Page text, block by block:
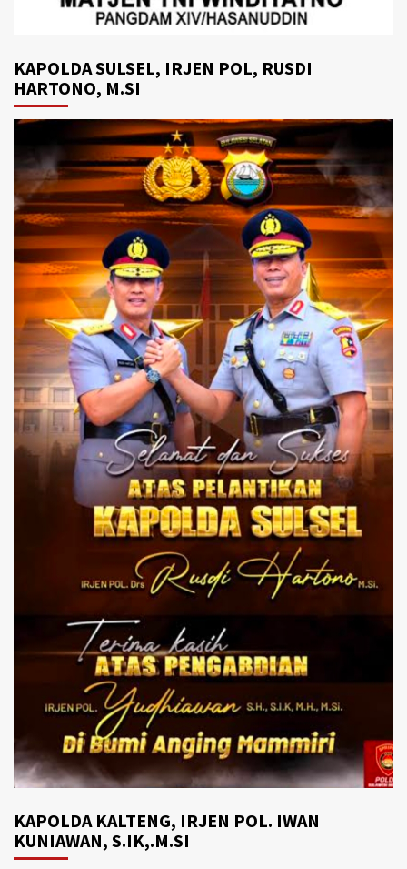
KAPOLDA SULSEL, IRJEN POL, RUSDI
HARTONO, M.SI
KAPOLDA KALTENG, IRJEN POL. IWAN
KUNIAWAN, S.IK,.M.SI